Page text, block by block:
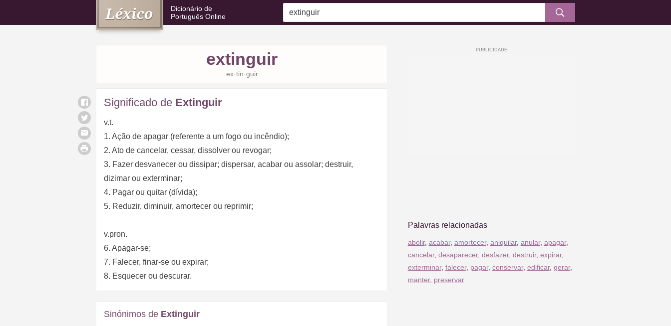
Dicionário de
Português Online
extinguir
ex·tin·guir
Significado de Extinguir
v.t.
1. Ação de apagar (referente a um fogo ou incêndio);
2. Ato de cancelar, cessar, dissolver ou revogar;
3. Fazer desvanecer ou dissipar; dispersar, acabar ou assolar; destruir,
dizimar ou exterminar;
4. Pagar ou quitar (dívida);
5. Reduzir, diminuir, amortecer ou reprimir;
v.pron.
6. Apagar-se;
7. Falecer, finar-se ou expirar;
8. Esquecer ou descurar.
Sinónimos de Extinguir
Palavras relacionadas
abolir, acabar, amortecer, aniquilar, anular, apagar,
cancelar, desaparecer, desfazer, destruir, expirar,
exterminar, falecer, pagar, conservar, edificar, gerar,
manter, preservar